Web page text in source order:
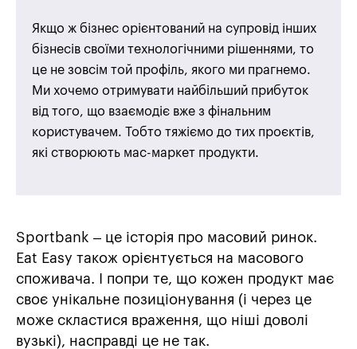
Якщо ж бізнес орієнтований на супровід інших
бізнесів своїми технологічними рішеннями, то
це не зовсім той профіль, якого ми прагнемо.
Ми хочемо отримувати найбільший прибуток
від того, що взаємодіє вже з фінальним
користувачем. Тобто тяжіємо до тих проєктів,
які створюють мас-маркет продукти.
Sportbank – це історія про масовий ринок.
Eat Easy також орієнтується на масового
споживача. І попри те, що кожен продукт має
своє унікальне позиціонування (і через це
може скластися враження, що ніші доволі
вузькі), насправді це не так.